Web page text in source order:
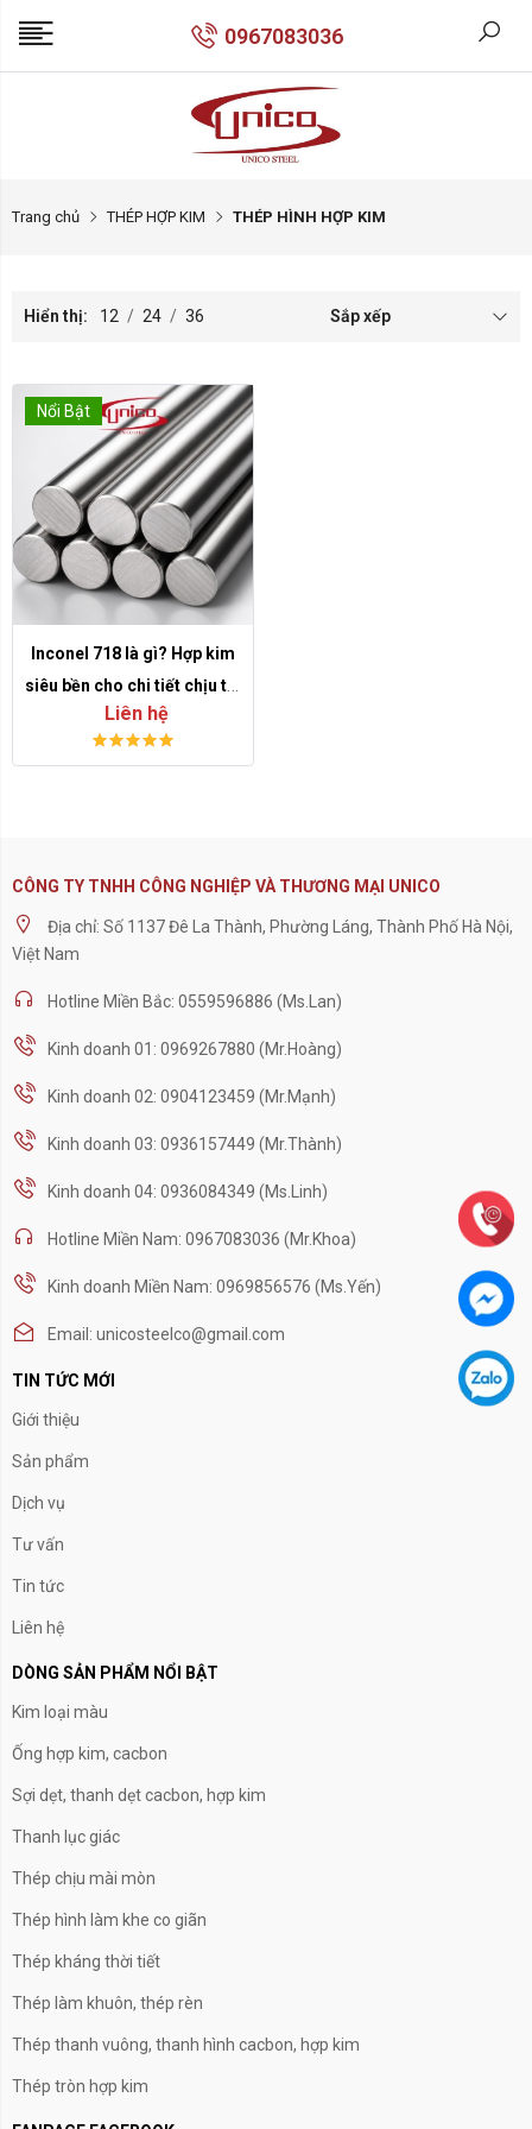
0967083036
Trang chủ THÉP HỢP KIM THÉP HÌNH HỢP KIM
Hiển thị: 12 / 24 / 36 Sắp xếp
Nổi Bật
Inconel 718 là gì? Hợp kim
siêu bền cho chi tiết chịu tải
và nhiệt độ cao
Liên hệ
CÔNG TY TNHH CÔNG NGHIỆP VÀ THƯƠNG MẠI UNICO
Địa chỉ: Số 1137 Đê La Thành, Phường Láng, Thành Phố Hà Nội,
Việt Nam
Hotline Miền Bắc: 0559596886 (Ms.Lan)
Kinh doanh 01: 0969267880 (Mr.Hoàng)
Kinh doanh 02: 0904123459 (Mr.Mạnh)
Kinh doanh 03: 0936157449 (Mr.Thành)
Kinh doanh 04: 0936084349 (Ms.Linh)
Hotline Miền Nam: 0967083036 (Mr.Khoa)
Kinh doanh Miền Nam: 0969856576 (Ms.Yến)
Email: unicosteelco@gmail.com
TIN TỨC MỚI
Giới thiệu
Sản phẩm
Dịch vụ
Tư vấn
Tin tức
Liên hệ
DÒNG SẢN PHẨM NỔI BẬT
Kim loại màu
Ống hợp kim, cacbon
Sợi dẹt, thanh dẹt cacbon, hợp kim
Thanh lục giác
Thép chịu mài mòn
Thép hình làm khe co giãn
Thép kháng thời tiết
Thép làm khuôn, thép rèn
Thép thanh vuông, thanh hình cacbon, hợp kim
Thép tròn hợp kim